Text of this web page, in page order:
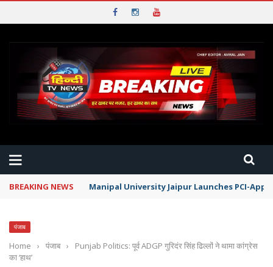
BREAKING NEWS Manipal University Jaipur Launches PCI-
पंजाब
Home › पंजाब ›
Punjab Politics: पूर्व ADGP गुरिदंर सिंह ढिल्लों ने थामा कांग्रेस
का ‘हाथ’